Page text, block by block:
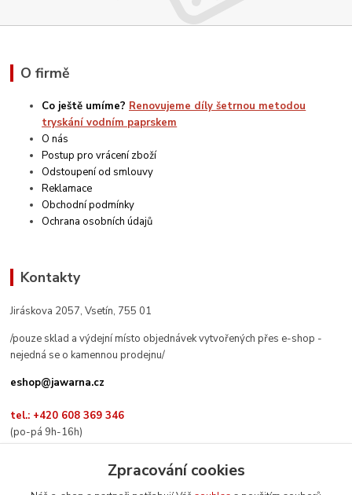
O firmě
Co ještě umíme? Renovujeme díly šetrnou metodou
tryskání vodním paprskem
O nás
Postup pro vrácení zboží
Odstoupení od smlouvy
Reklamace
Obchodní podmínky
Ochrana osobních údajů
Kontakty
Jiráskova 2057, Vsetín, 755 01
/pouze sklad a výdejní místo objednávek vytvořených přes e-shop -
nejedná se o kamennou prodejnu/
eshop@jawarna.cz
tel.: +420 608 369 346
(po-pá 9h-16h)
Zpracování cookies